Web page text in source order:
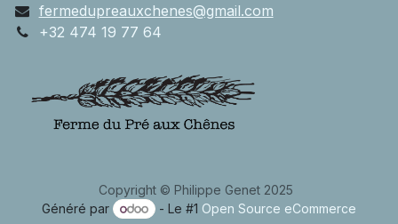
fermedupreauxchenes@gmail.com
+32 474 19 77 64
Copyright © Philippe Genet 2025
Généré par
- Le #1 Open Source eCommerce